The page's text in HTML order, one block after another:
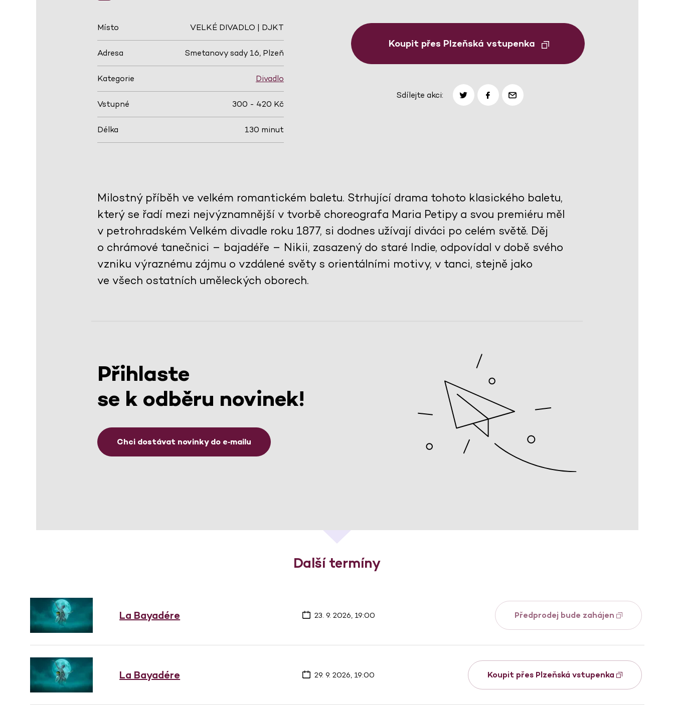
Místo VELKÉ DIVADLO | DJKT
Adresa Smetanovy sady 16, Plzeň
Kategorie Divadlo
Vstupné 300 - 420 Kč
Délka 130 minut
Koupit přes Plzeňská vstupenka
Sdílejte akci:
Milostný příběh ve velkém romantickém baletu. Strhující drama tohoto klasického baletu,
který se řadí mezi nejvýznamnější v tvorbě choreografa Maria Petipy a svou premiéru měl
v petrohradském Velkém divadle roku 1877, si dodnes užívají diváci po celém světě. Děj
o chrámové tanečnici – bajadéře – Nikii, zasazený do staré Indie, odpovídal v době svého
vzniku výraznému zájmu o vzdálené světy s orientálními motivy, v tanci, stejně jako
ve všech ostatních uměleckých oborech.
Přihlaste
se k odběru novinek!
Chci dostávat novinky do e‑mailu
Další termíny
La Bayadére 23. 9. 2026, 19:00 Předprodej bude zahájen
La Bayadére 29. 9. 2026, 19:00 Koupit přes Plzeňská vstupenka